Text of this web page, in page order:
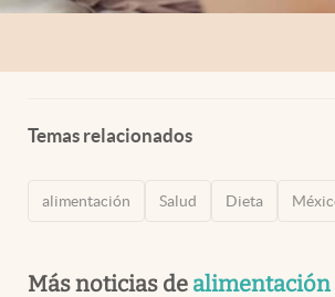
Temas relacionados
alimentación Salud Dieta
Más noticias de alimentación